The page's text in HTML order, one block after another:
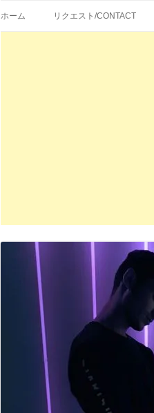
エイカシ | 洋楽歌
ホーム リクエスト/CONTACT